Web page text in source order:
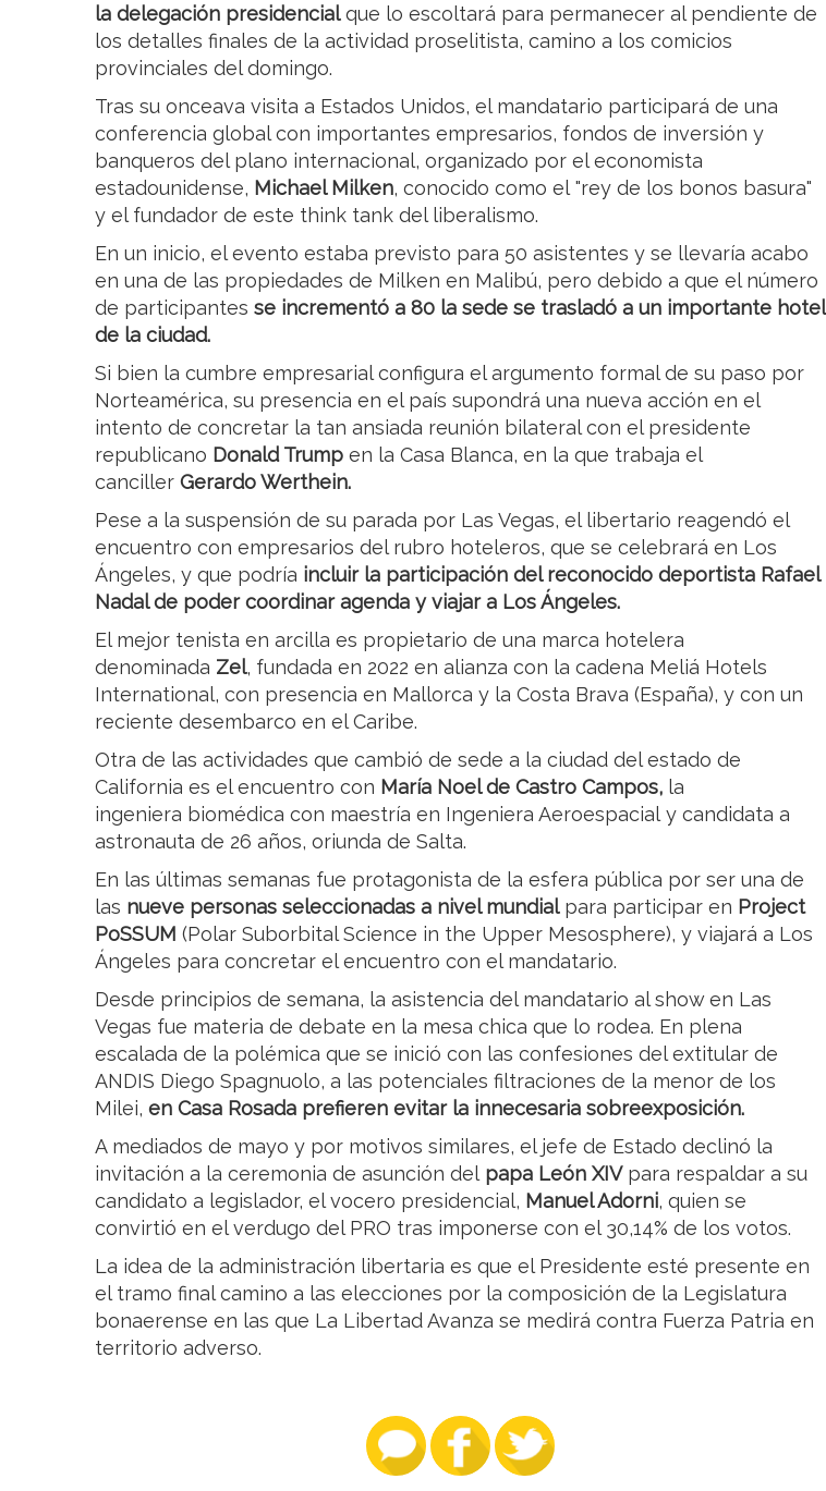
la delegación presidencialque lo escoltará para permanecer al pendiente de
los detalles finales de la actividad proselitista, camino a los comicios
provinciales del domingo.
Tras su onceava visita a Estados Unidos, el mandatario participará de una
conferencia global con importantes empresarios, fondos de inversión y
banqueros del plano internacional, organizado por el economista
estadounidense, Michael Milken, conocido como el "rey de los bonos basura"
y el fundador de este think tank del liberalismo.
En un inicio, el evento estaba previsto para 50 asistentes y se llevaría acabo
en una de las propiedades de Milken en Malibú, pero debido a que el número
de participantes se incrementó a 80 la sede se trasladó a un importante hotel
de la ciudad.
Si bien la cumbre empresarial configura el argumento formal de su paso por
Norteamérica, su presencia en el país supondrá una nueva acción en el
intento de concretar la tan ansiada reunión bilateral con el presidente
republicano Donald Trump en la Casa Blanca, en la que trabaja el
canciller Gerardo Werthein.
Pese a la suspensión de su parada por Las Vegas, el libertario reagendó el
encuentro con empresarios del rubro hoteleros, que se celebrará en Los
Ángeles, y que podría incluir la participación del reconocido deportista Rafael
Nadal de poder coordinar agenda y viajar a Los Ángeles.
El mejor tenista en arcilla es propietario de una marca hotelera
denominada Zel, fundada en 2022 en alianza con la cadena Meliá Hotels
International, con presencia en Mallorca y la Costa Brava (España), y con un
reciente desembarco en el Caribe.
Otra de las actividades que cambió de sede a la ciudad del estado de
California es el encuentro con María Noel de Castro Campos, la
ingeniera biomédica con maestría en Ingeniera Aeroespacial y candidata a
astronauta de 26 años, oriunda de Salta.
En las últimas semanas fue protagonista de la esfera pública por ser una de
las nueve personas seleccionadas a nivel mundialpara participar en Project
PoSSUM (Polar Suborbital Science in the Upper Mesosphere), y viajará a Los
Ángeles para concretar el encuentro con el mandatario.
Desde principios de semana, la asistencia del mandatario al show en Las
Vegas fue materia de debate en la mesa chica que lo rodea. En plena
escalada de la polémica que se inició con las confesiones del extitular de
ANDIS Diego Spagnuolo, a las potenciales filtraciones de la menor de los
Milei, en Casa Rosada prefieren evitar la innecesaria sobreexposición.
A mediados de mayo y por motivos similares, el jefe de Estado declinó la
invitación a la ceremonia de asunción del papa León XIVpara respaldar a su
candidato a legislador, el vocero presidencial, Manuel Adorni, quien se
convirtió en el verdugo del PRO tras imponerse con el 30,14% de los votos.
La idea de la administración libertaria es que el Presidente esté presente en
el tramo final camino a las elecciones por la composición de la Legislatura
bonaerense en las que La Libertad Avanza se medirá contra Fuerza Patria en
territorio adverso.